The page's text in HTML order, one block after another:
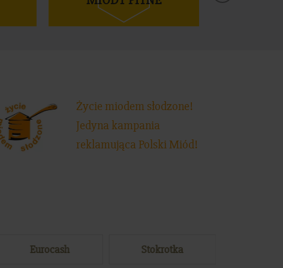
Życie miodem słodzone!
Jedyna kampania
reklamująca Polski Miód!
Eurocash Stokrotka